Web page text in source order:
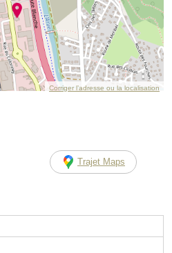
Corriger l’adresse ou la localisation
Trajet Maps